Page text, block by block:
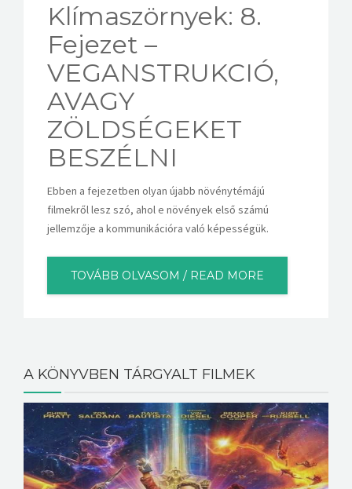
Klímaszörnyek: 8.
Fejezet –
VEGANSTRUKCIÓ,
AVAGY
ZÖLDSÉGEKET
BESZÉLNI
Ebben a fejezetben olyan újabb növénytémájú
filmekről lesz szó, ahol e növények első számú
jellemzője a kommunikációra való képességük.
TOVÁBB OLVASOM / READ MORE
A KÖNYVBEN TÁRGYALT FILMEK